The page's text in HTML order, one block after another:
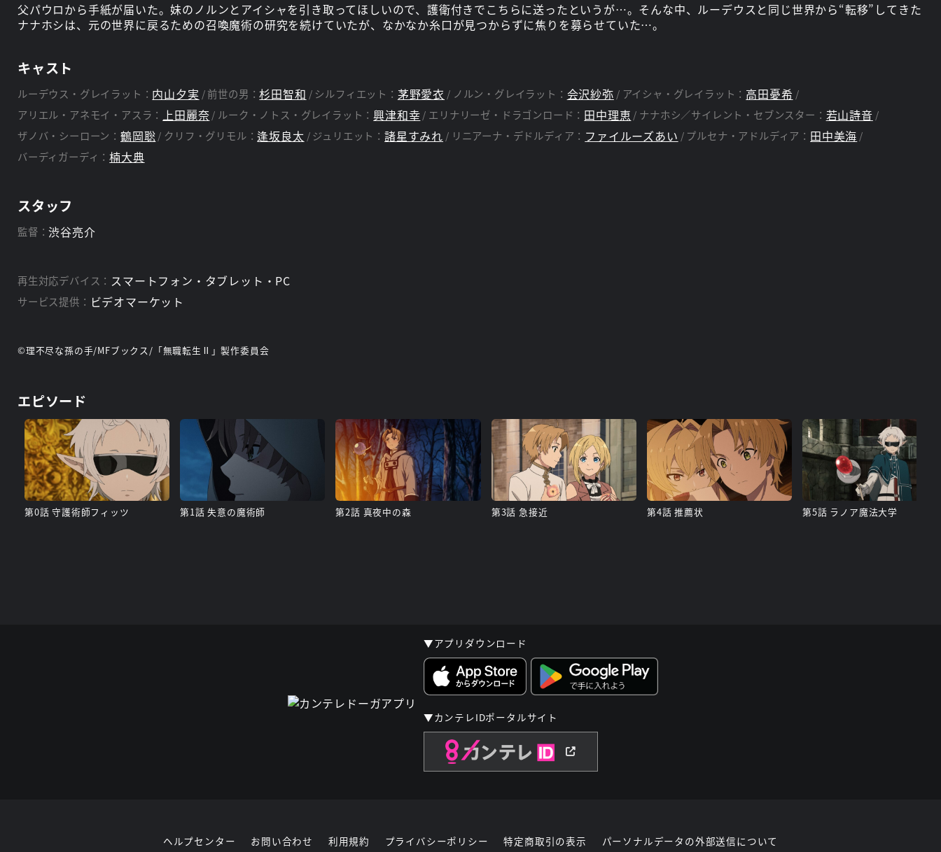
父パウロから手紙が届いた。妹のノルンとアイシャを引き取ってほしいので、護衛付きでこちらに送ったというが…。そんな中、ルーデウスと同じ世界から“転移”してきた
ナナホシは、元の世界に戻るための召喚魔術の研究を続けていたが、なかなか糸口が見つからずに焦りを募らせていた…。
キャスト
ルーデウス・グレイラット： 内山夕実 前世の男：杉田智和 シルフィエット： 茅野愛衣 ノルン・グレイラット： 会沢紗弥 アイシャ・グレイラット： 高田憂希
アリエル・アネモイ・アスラ： 上田麗奈 ルーク・ノトス・グレイラット：興津和幸 エリナリーゼ・ドラゴンロード： 田中理恵 ナナホシ／サイレント・セブンスター： 若山詩音
ザノバ・シーローン： 鶴岡聡 クリフ・グリモル：逢坂良太 ジュリエット：諸星すみれ リニアーナ・デドルディア： ファイルーズあい プルセナ・アドルディア： 田中美海
バーディガーディ：楠大典
スタッフ
監督：渋谷亮介
再生対応デバイス： スマートフォン・タブレット・PC
サービス提供： ビデオマーケット
©理不尽な孫の手/MFブックス/「無職転生Ⅱ」製作委員会
エピソード
第0話 守護術師フィッツ 第1話 失意の魔術師 第2話 真夜中の森 第3話 急接近 第4話 推薦状 第5話 ラノア魔法大学
▼アプリダウンロード
▼カンテレIDポータルサイト
ヘルプセンター お問い合わせ 利用規約 プライバシーポリシー 特定商取引の表示 パーソナルデータの外部送信について